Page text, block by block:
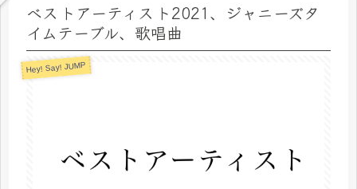
ベストアーティスト2021、ジャニーズタ
イムテーブル、歌唱曲
Hey! Say! JUMP